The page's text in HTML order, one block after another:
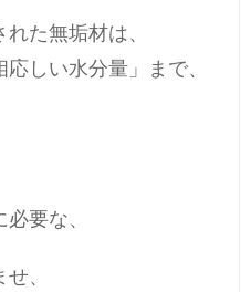
た無垢材は、
しい水分量」まで、
要な、
、